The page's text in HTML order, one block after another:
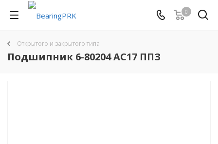
0
Открытого и закрытого типа
Подшипник 6-80204 АС17 ППЗ